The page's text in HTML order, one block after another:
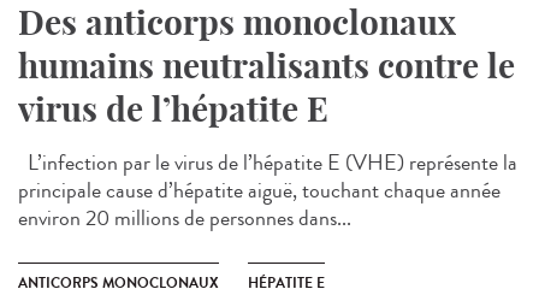
Des anticorps monoclonaux
humains neutralisants contre le
virus de l’hépatite E
L’infection par le virus de l’hépatite E (VHE) représente la
principale cause d’hépatite aiguë, touchant chaque année
environ 20 millions de personnes dans...
ANTICORPS MONOCLONAUX HÉPATITE E